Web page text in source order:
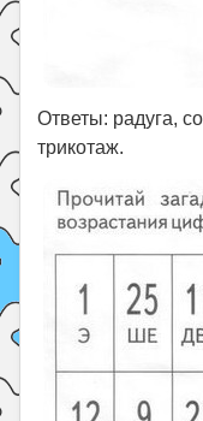
Ответы: радуга,
трикотаж.